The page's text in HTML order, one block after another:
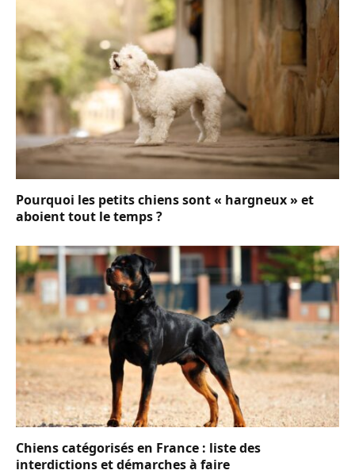
Pourquoi les petits chiens sont « hargneux » et
aboient tout le temps ?
Chiens catégorisés en France : liste des
interdictions et démarches à faire